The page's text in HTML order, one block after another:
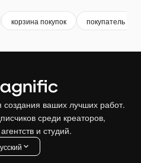
корзина покупок покупатель
ваших лучших работ.
среди креаторов,
и студий.